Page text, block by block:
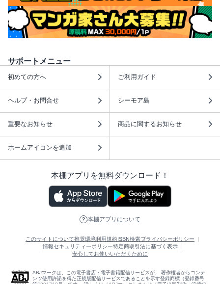
サポートメニュー
初めての方へ ご利用ガイド
ヘルプ・お問合せ シーモア島
重要なお知らせ 商品に関するお知らせ
ホームアイコンを追加
本棚アプリを無料ダウンロード！
本棚アプリについて
このサイトについて推奨環境利用規約ISBN検索プライバシーポリシー
情報セキュリティーポリシー特定商取引法に基づく表示
安心してお使いいただくために
ABJマークは、この電子書店・電子書籍配信サービスが、 著作権者からコンテ
ンツ使用許諾を得た正規版配信サービスであることを示す登録商標（登録番号
第6091713号）です。 詳しくは［ABJマーク］または［電子出版制作・流通協